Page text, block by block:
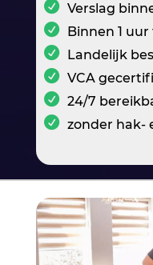
Verslag
Binnen 1
Landelijk
VCA
24/7
zonder hak-